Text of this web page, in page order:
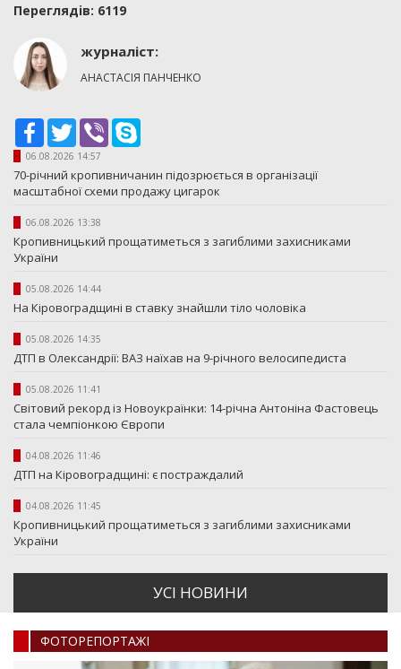
Переглядiв: 6119
журналіст:
АНАСТАСІЯ ПАНЧЕНКО
Facebook
TwitterViber
06.08.2026 14:57
70-річний кропивничанин підозрюється в організації
масштабної схеми продажу цигарок
06.08.2026 13:38
Кропивницький прощатиметься з загиблими захисниками
України
05.08.2026 14:44
На Кіровоградщині в ставку знайшли тіло чоловіка
05.08.2026 14:35
ДТП в Олександрії: ВАЗ наїхав на 9-річного велосипедиста
05.08.2026 11:41
Світовий рекорд із Новоукраїнки: 14-річна Антоніна Фастовець
стала чемпіонкою Європи
04.08.2026 11:46
ДТП на Кіровоградщині: є постраждалий
04.08.2026 11:45
Кропивницький прощатиметься з загиблими захисниками
України
УСI НОВИНИ
ФОТОРЕПОРТАЖI